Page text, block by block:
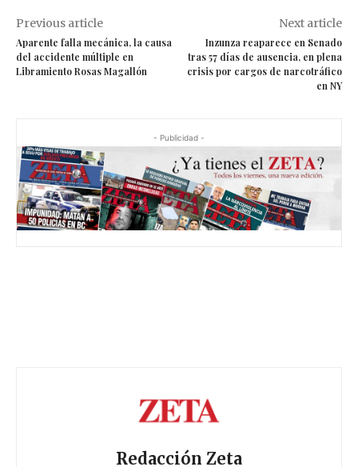
Previous article
Aparente falla mecánica, la causa
del accidente múltiple en
Libramiento Rosas Magallón
Next article
Inzunza reaparece en Senado
tras 57 días de ausencia, en plena
crisis por cargos de narcotráfico
en NY
- Publicidad -
Redacción Zeta